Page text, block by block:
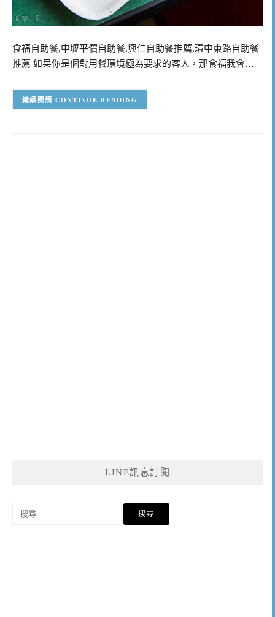
食福自助餐,中壢平價自助餐,興仁自助餐推薦,環中東路自助餐
推薦 如果你是個對用餐環境極為要求的客人，那食福我會…
CONTINUE READING
LINE訊息訂閱